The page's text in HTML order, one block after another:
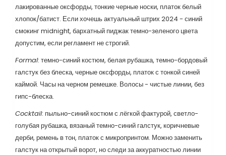
лакированные оксфорды, тонкие черные носки, платок белый
хлопок/батист. Если хочешь актуальный штрих 2024 - синий
смокинг midnight, бархатный пиджак темно-зеленого цвета
допустим, если регламент не строгий.
Formal: темно-синий костюм, белая рубашка, темно-бордовый
галстук без блеска, черные оксфорды, платок с тонкой синей
каймой. Часы на черном ремешке. Волосы - чистые линии, без
гипс-блеска.
Cocktail: пыльно-синий костюм с лёгкой фактурой, светло-
голубая рубашка, вязаный темно-синий галстук, коричневые
дерби, ремень в тон, платок с микропринтом. Можно заменить
галстук на открытый ворот, но следи за аккуратностью линии